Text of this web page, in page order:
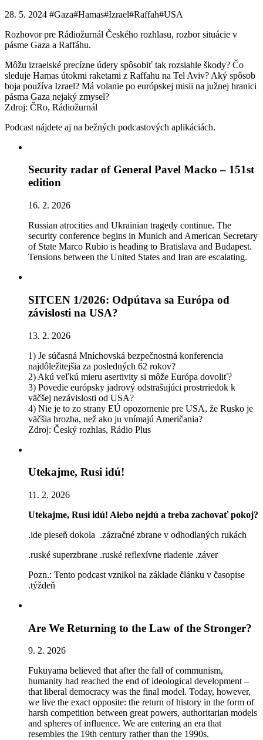
28. 5. 2024 #Gaza#Hamas#Izrael#Raffah#USA
Rozhovor pre Rádiožurnál Českého rozhlasu, rozbor situácie v
pásme Gaza a Raffáhu.
Môžu izraelské precízne údery spôsobiť tak rozsiahle škody? Čo
sleduje Hamas útokmi raketami z Raffahu na Tel Aviv? Aký spôsob
boja používa Izrael? Má volanie po európskej misii na južnej hranici
pásma Gaza nejaký zmysel?
Zdroj: ČRo, Rádiožurnál
Podcast nájdete aj na bežných podcastových aplikáciách.
Security radar of General Pavel Macko – 151st
edition
16. 2. 2026
Russian atrocities and Ukrainian tragedy continue. The
security conference begins in Munich and American Secretary
of State Marco Rubio is heading to Bratislava and Budapest.
Tensions between the United States and Iran are escalating.
SITCEN 1/2026: Odpútava sa Európa od
závislosti na USA?
13. 2. 2026
1) Je súčasná Mníchovská bezpečnostná konferencia
najdôležitejšia za posledných 62 rokov?
2) Akú veľkú mieru asertivity si môže Európa dovoliť?
3) Povedie európsky jadrový odstrašujúci prostrriedok k
väčšej nezávislosti od USA?
4) Nie je to zo strany EÚ opozornenie pre USA, že Rusko je
väčšia hrozba, než ako ju vnímajú Američania?
Zdroj: Český rozhlas, Rádio Plus
Utekajme, Rusi idú!
11. 2. 2026
Utekajme, Rusi idú! Alebo nejdú a treba zachovať pokoj?
.ide pieseň dokola .zázračné zbrane v odhodlaných rukách
.ruské superzbrane .ruské reflexívne riadenie .záver
Pozn.: Tento podcast vznikol na základe článku v časopise
.týždeň
Are We Returning to the Law of the Stronger?
9. 2. 2026
Fukuyama believed that after the fall of communism,
humanity had reached the end of ideological development –
that liberal democracy was the final model. Today, however,
we live the exact opposite: the return of history in the form of
harsh competition between great powers, authoritarian models
and spheres of influence. We are entering an era that
resembles the 19th century rather than the 1990s.